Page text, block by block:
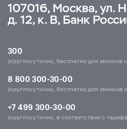
107016, Москва, ул.
д. 12, к. В, Банк
300
(круглосуточно, бесплатно для звонков
8 800 300-30-00
(круглосуточно, бесплатно для звонков
+7 499 300-30-00
(круглосуточно, в соответствии с